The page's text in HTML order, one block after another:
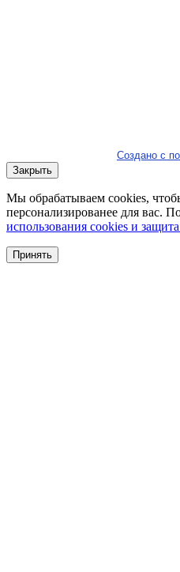
Создано с
Закрыть
Мы обрабатываем cookies,
персонализированее для вас.
использования cookies и
Принять